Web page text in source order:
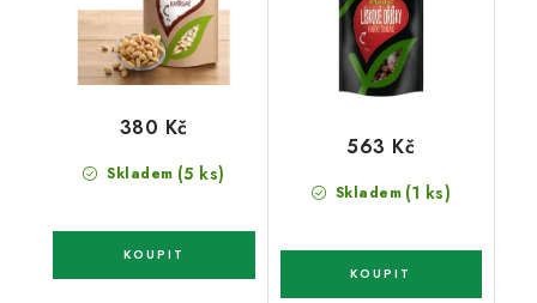
Skladem (5 ks)
380 Kč
Skladem (1 ks)
563 Kč